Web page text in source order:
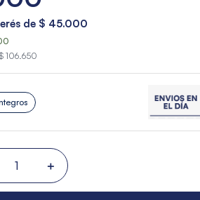
de $ 45.000
$ 106.650
＋